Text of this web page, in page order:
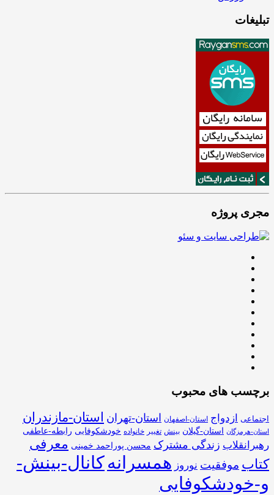
تبلیغات
مجری پروژه
برچسب های محبوب
اجتماعی ازدواج استان-اصفهان استان-تهران استان-مازندران
استان-هرمزگان استان-گیلان بینش تغییر خانواده خودشکوفایی رابطه-عاطفی
رهبرانقلاب زندگی مشترک محسن پوراحمد خمینی معرفی
کتاب موفقیت نوروز همسرانهکانال-بینش-
و-خودشکوفایی